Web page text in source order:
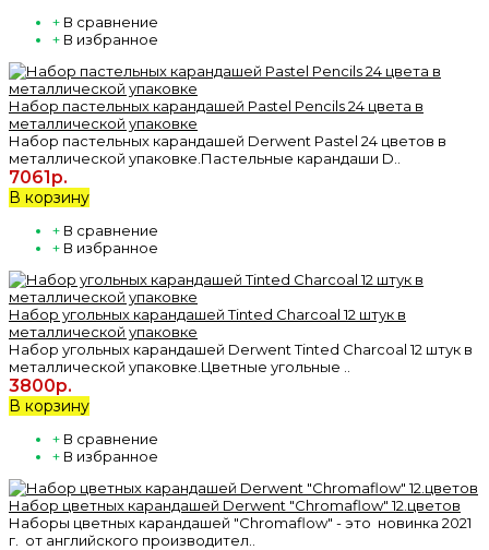
+ В сравнение
+ В избранное
Набор пастельных карандашей Pastel Pencils 24 цвета в
металлической упаковке
Набор пастельных карандашей Derwent Pastel 24 цветов в
металлической упаковке.Пастельные карандаши D..
7061р.
В корзину
+ В сравнение
+ В избранное
Набор угольных карандашей Tinted Charcoal 12 штук в
металлической упаковке
Набор угольных карандашей Derwent Tinted Charcoal 12 штук в
металлической упаковке.Цветные угольные ..
3800р.
В корзину
+ В сравнение
+ В избранное
Набор цветных карандашей Derwent "Chromaflow" 12.цветов
Наборы цветных карандашей "Chromaflow" - это новинка 2021
г. от английского производител..